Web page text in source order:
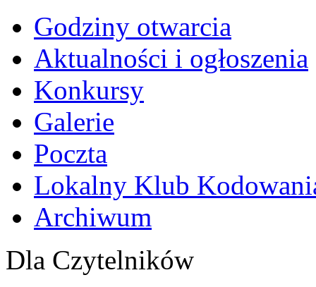
Godziny otwarcia
Aktualności i ogłoszenia
Konkursy
Galerie
Poczta
Lokalny Klub
Archiwum
Dla Czytelników